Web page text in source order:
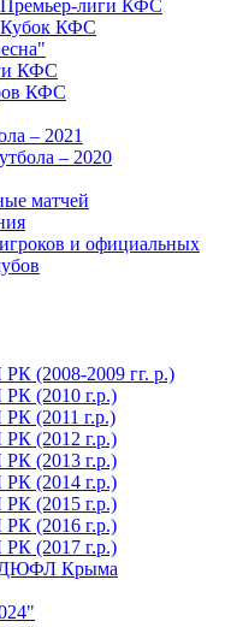
лиги КФС
КФС
КФС
КФС
– 2021
– 2020
матчей
и официальных
(2008-2009 гг. р.)
(2010 г.р.)
(2011 г.р.)
(2012 г.р.)
(2013 г.р.)
(2014 г.р.)
(2015 г.р.)
(2016 г.р.)
(2017 г.р.)
ДЮФЛ Крыма